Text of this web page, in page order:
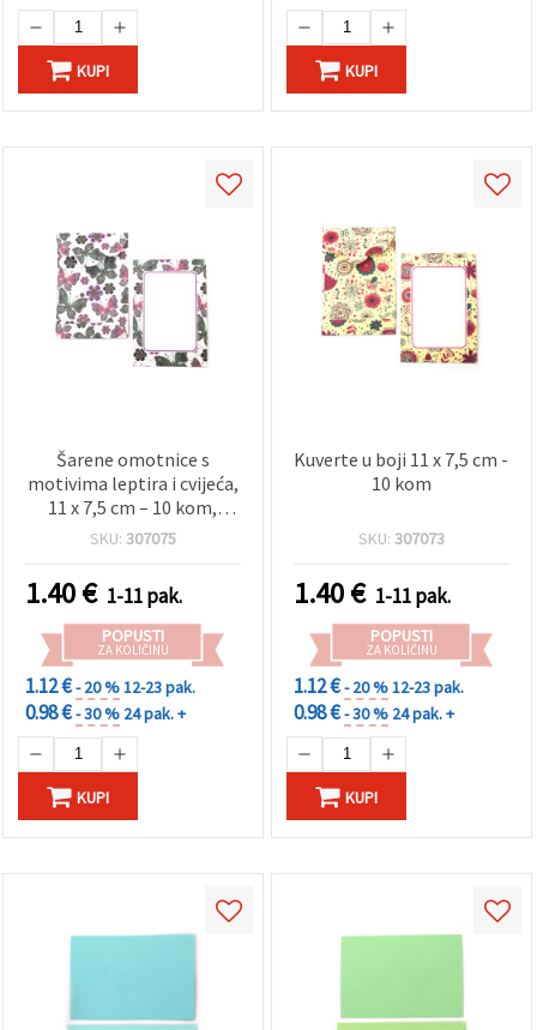
KUPI KUPI
Šarene omotnice s
motivima leptira i cvijeća,
11 x 7,5 cm – 10 kom,
asortirano – za
rukotvorine
SKU: 307075
1.40€ 1-11 pak.
POPUSTI
ZA KOLIČINU
1.12 €- 20 %12-23 pak.
0.98 €- 30 % 24 pak. +
KUPI
Kuverte u boji 11 x 7,5 cm -
10 kom
SKU: 307073
1.40€ 1-11 pak.
POPUSTI
ZA KOLIČINU
1.12 €- 20 %12-23 pak.
0.98 €- 30 % 24 pak. +
KUPI